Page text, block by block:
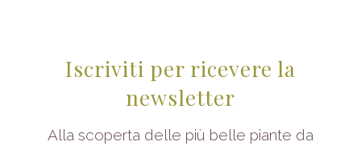
Iscriviti per ricevere la
newsletter
Alla scoperta delle più belle piante da